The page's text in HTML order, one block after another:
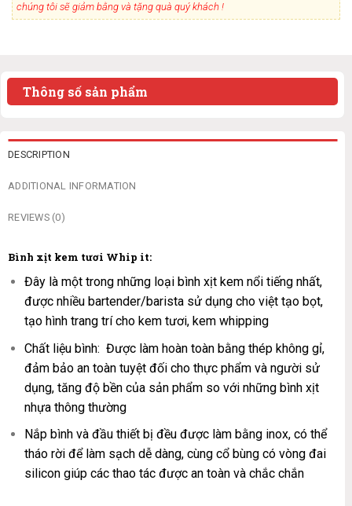
chúng tôi sẽ giảm bằng và tặng quà quý khách !
Thông số sản phẩm
DESCRIPTION
ADDITIONAL INFORMATION
REVIEWS (0)
Bình xịt kem tươi Whip it:
Đây là một trong những loại bình xịt kem nổi tiếng nhất,
được nhiều bartender/barista sử dụng cho việt tạo bọt,
tạo hình trang trí cho kem tươi, kem whipping
Chất liệu bình: Được làm hoàn toàn bằng thép không gỉ,
đảm bảo an toàn tuyệt đối cho thực phẩm và người sử
dụng, tăng độ bền của sản phẩm so với những bình xịt
nhựa thông thường
Nắp bình và đầu thiết bị đều được làm bằng inox, có thể
tháo rời để làm sạch dễ dàng, cùng cổ bùng có vòng đai
silicon giúp các thao tác được an toàn và chắc chắn